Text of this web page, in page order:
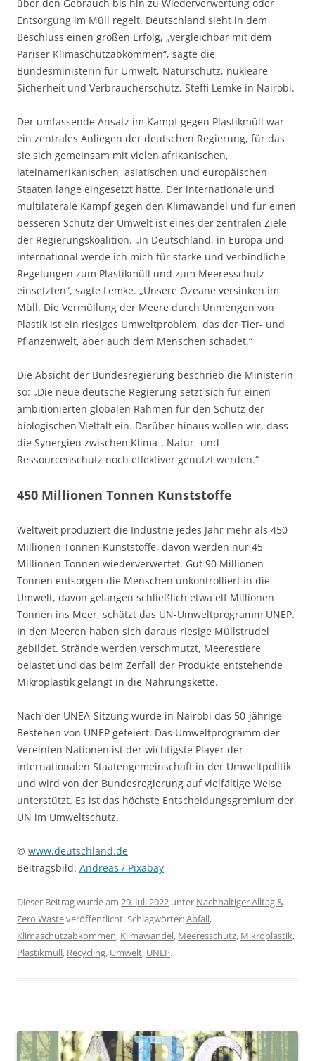
über den Gebrauch bis hin zu Wiederverwertung oder
Entsorgung im Müll regelt. Deutschland sieht in dem
Beschluss einen großen Erfolg, „vergleichbar mit dem
Pariser Klimaschutzabkommen“, sagte die
Bundesministerin für Umwelt, Naturschutz, nukleare
Sicherheit und Verbraucherschutz, Steffi Lemke in Nairobi.
Der umfassende Ansatz im Kampf gegen Plastikmüll war
ein zentrales Anliegen der deutschen Regierung, für das
sie sich gemeinsam mit vielen afrikanischen,
lateinamerikanischen, asiatischen und europäischen
Staaten lange eingesetzt hatte. Der internationale und
multilaterale Kampf gegen den Klimawandel und für einen
besseren Schutz der Umwelt ist eines der zentralen Ziele
der Regierungskoalition. „In Deutschland, in Europa und
international werde ich mich für starke und verbindliche
Regelungen zum Plastikmüll und zum Meeresschutz
einsetzten“, sagte Lemke. „Unsere Ozeane versinken im
Müll. Die Vermüllung der Meere durch Unmengen von
Plastik ist ein riesiges Umweltproblem, das der Tier- und
Pflanzenwelt, aber auch dem Menschen schadet.“
Die Absicht der Bundesregierung beschrieb die Ministerin
so: „Die neue deutsche Regierung setzt sich für einen
ambitionierten globalen Rahmen für den Schutz der
biologischen Vielfalt ein. Darüber hinaus wollen wir, dass
die Synergien zwischen Klima-, Natur- und
Ressourcenschutz noch effektiver genutzt werden.“
450 Millionen Tonnen Kunststoffe
Weltweit produziert die Industrie jedes Jahr mehr als 450
Millionen Tonnen Kunststoffe, davon werden nur 45
Millionen Tonnen wiederverwertet. Gut 90 Millionen
Tonnen entsorgen die Menschen unkontrolliert in die
Umwelt, davon gelangen schließlich etwa elf Millionen
Tonnen ins Meer, schätzt das UN-Umweltprogramm UNEP.
In den Meeren haben sich daraus riesige Müllstrudel
gebildet. Strände werden verschmutzt, Meerestiere
belastet und das beim Zerfall der Produkte entstehende
Mikroplastik gelangt in die Nahrungskette.
Nach der UNEA-Sitzung wurde in Nairobi das 50-jährige
Bestehen von UNEP gefeiert. Das Umweltprogramm der
Vereinten Nationen ist der wichtigste Player der
internationalen Staatengemeinschaft in der Umweltpolitik
und wird von der Bundesregierung auf vielfältige Weise
unterstützt. Es ist das höchste Entscheidungsgremium der
UN im Umweltschutz.
© www.deutschland.de
Beitragsbild: Andreas / Pixabay
Dieser Beitrag wurde am 29. Juli 2022 unter Nachhaltiger Alltag &
Zero Wasteveröffentlicht. Schlagwörter:Abfall,
Klimaschutzabkommen, Klimawandel, Meeresschutz, Mikroplastik,
Plastikmüll, Recycling, Umwelt, UNEP.